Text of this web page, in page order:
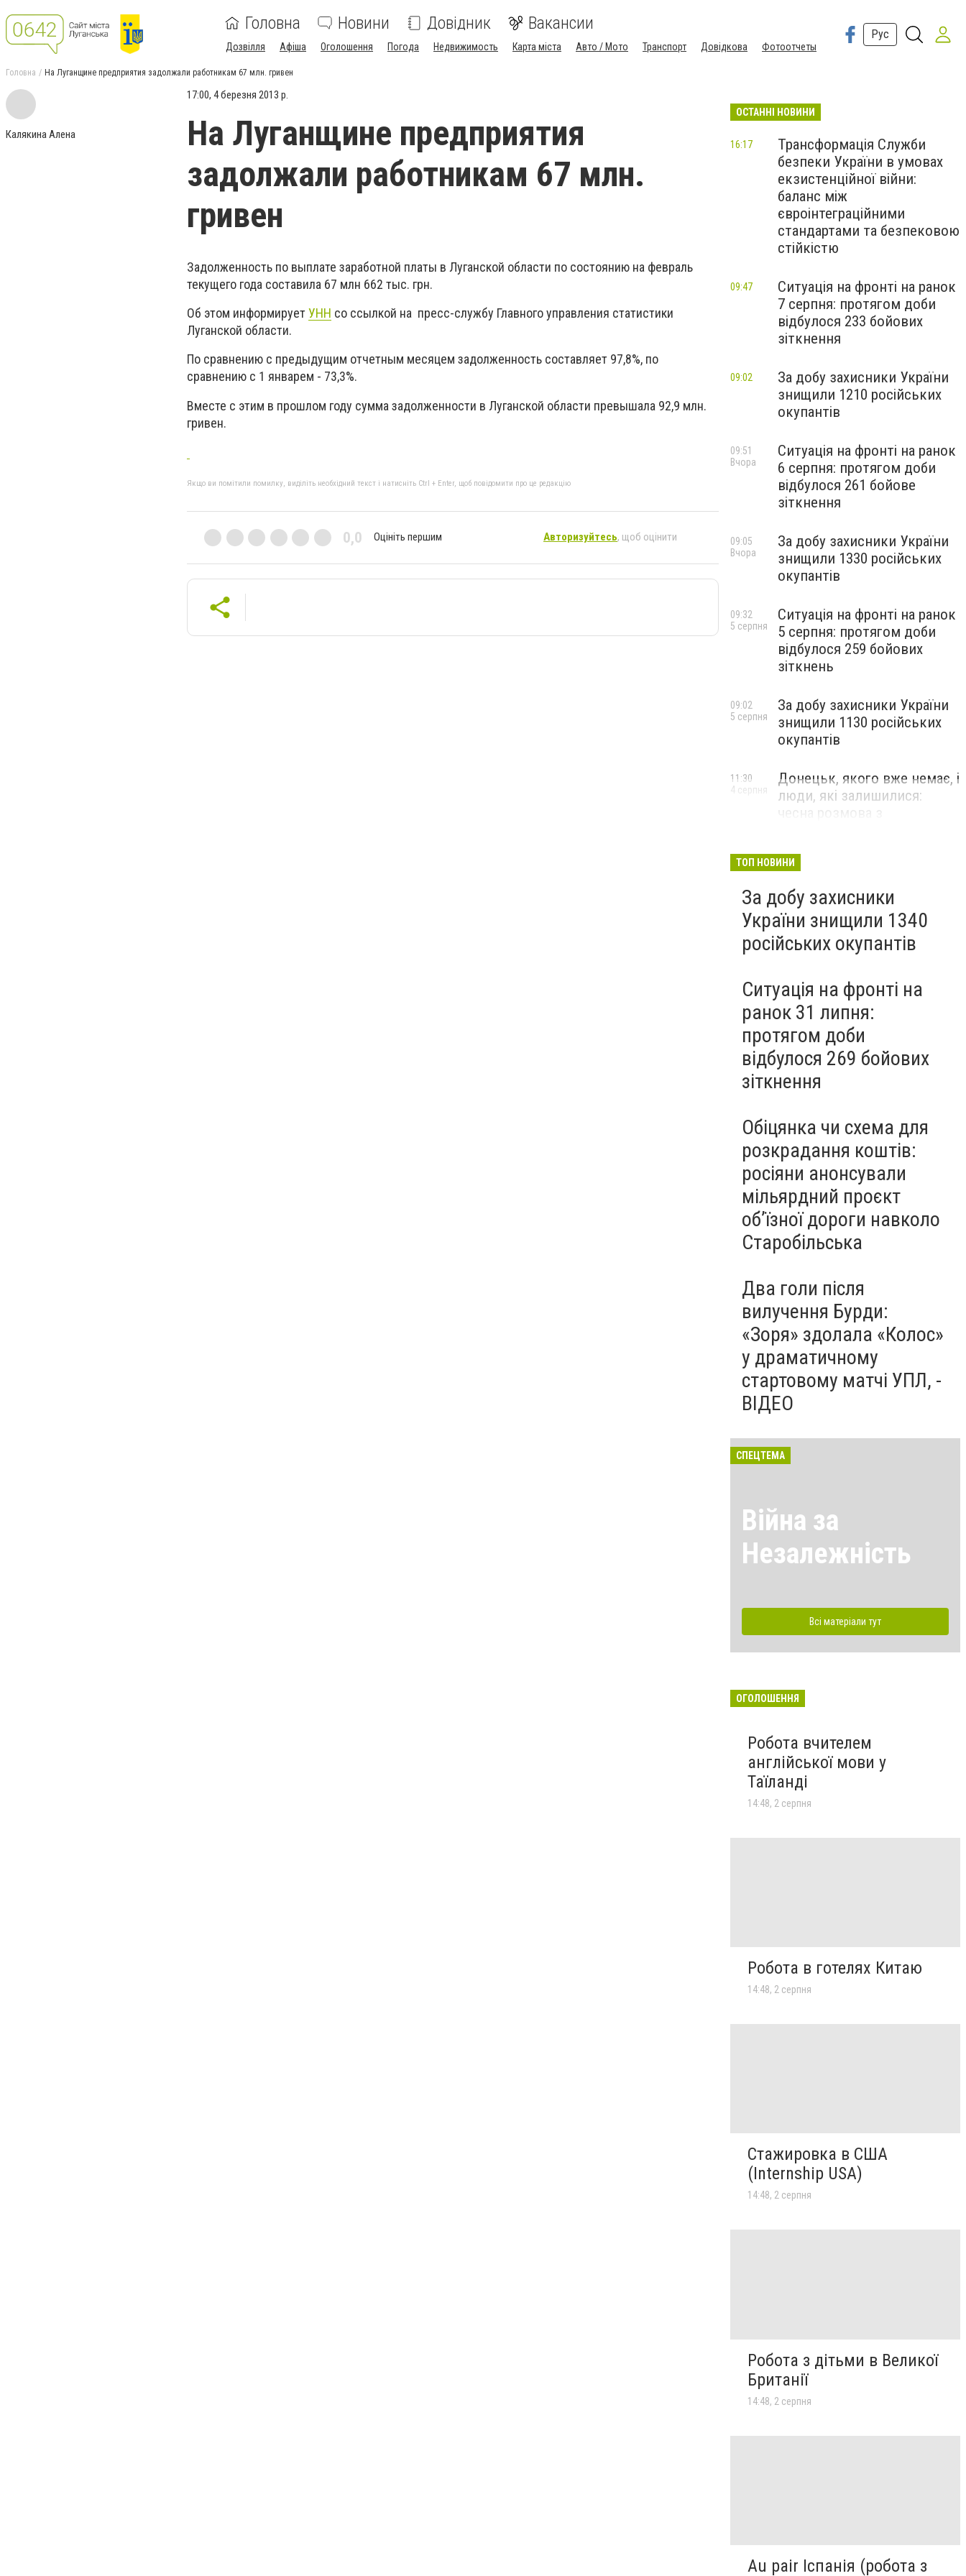
Головна Новини Довідник Вакансии
Дозвілля Афіша Оголошення Погода Недвижимость Карта міста Авто / Мото Транспорт Довідкова Фотоотчеты
Рус
Головна На Луганщине предприятия задолжали работникам 67 млн. ​​гривен
Калякина Алена
17:00, 4 березня 2013 р.
На Луганщине предприятия
задолжали работникам 67 млн. ​​
гривен
Задолженность по выплате заработной платы в Луганской области по состоянию на февраль
текущего года составила 67 млн 662 тыс. грн.
Об этом информируетУНН со ссылкой на пресс-службу Главного управления статистики
Луганской области.
По сравнению с предыдущим отчетным месяцем задолженность составляет 97,8%, по
сравнению с 1 январем - 73,3%.
Вместе с этим в прошлом году сумма задолженности в Луганской области превышала 92,9 млн.
гривен.
Якщо ви помітили помилку, виділіть необхідний текст і натисніть Ctrl + Enter, щоб повідомити про це редакцію
0,0 Оцініть першим Авторизуйтесь, щоб оцінити
ОСТАННІ НОВИНИ
Трансформація Служби
безпеки України в умовах
екзистенційної війни:
баланс між
євроінтеграційними
стандартами та безпековою
стійкістю
16:17
Ситуація на фронті на ранок
7 серпня: протягом доби
відбулося 233 бойових
зіткнення
09:47
За добу захисники України
знищили 1210 російських
окупантів
09:02
Ситуація на фронті на ранок
6 серпня: протягом доби
відбулося 261 бойове
зіткнення
09:51
Вчора
За добу захисники України
знищили 1330 російських
окупантів
09:05
Вчора
Ситуація на фронті на ранок
5 серпня: протягом доби
відбулося 259 бойових
зіткнень
09:32
5 серпня
За добу захисники України
знищили 1130 російських
окупантів
09:02
5 серпня
Донецьк, якого вже немає, і
люди, які залишилися:
11:30
4 серпня
ТОП НОВИНИ
За добу захисники
України знищили 1340
російських окупантів
Ситуація на фронті на
ранок 31 липня:
протягом доби
відбулося 269 бойових
зіткнення
Обіцянка чи схема для
розкрадання коштів:
росіяни анонсували
мільярдний проєкт
об’їзної дороги навколо
Старобільська
Два голи після
вилучення Бурди:
«Зоря» здолала «Колос»
у драматичному
стартовому матчі УПЛ, -
ВІДЕО
СПЕЦТЕМА
Війна за
Незалежність
Всі матеріали тут
ОГОЛОШЕННЯ
Робота вчителем
англійської мови у
Таїланді
14:48, 2 серпня
Робота в готелях Китаю
14:48, 2 серпня
Стажировка в США
(Internship USA)
14:48, 2 серпня
Робота з дітьми в Великої
Британії
14:48, 2 серпня
Au pair Іспанія (робота з